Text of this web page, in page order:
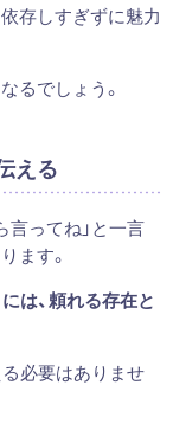
存しすぎずに魅力
るでしょう。
える
言ってね」と一言
ます。
は、頼れる存在と
る必要はありませ